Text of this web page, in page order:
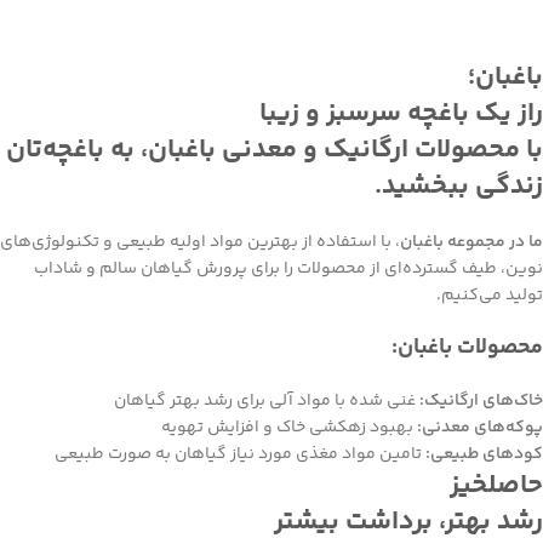
باغبان؛
راز یک باغچه سرسبز و زیبا
با محصولات ارگانیک و معدنی باغبان، به باغچه‌تان
زندگی ببخشید.
ما در مجموعه باغبان، با استفاده از بهترین مواد اولیه طبیعی و تکنولوژی‌های
نوین، طیف گسترده‌ای از محصولات را برای پرورش گیاهان سالم و شاداب
تولید می‌کنیم.
محصولات باغبان:
خاک‌های ارگانیک:غنی شده با مواد آلی برای رشد بهتر گیاهان
پوکه‌های معدنی: بهبود زهکشی خاک و افزایش تهویه
کودهای طبیعی:تامین مواد مغذی مورد نیاز گیاهان به صورت طبیعی
حاصلخیز
رشد بهتر، برداشت بیشتر